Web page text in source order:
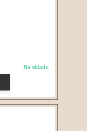
Na sklade